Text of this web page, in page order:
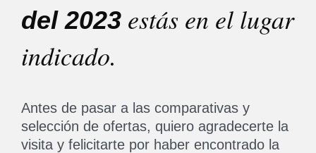
del 2023 estás en el lugar
indicado.
Antes de pasar a las comparativas y
selección de ofertas, quiero agradecerte la
visita y felicitarte por haber encontrado la